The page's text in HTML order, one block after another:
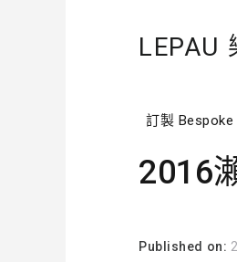
LEPAU
訂製 Bespoke
2016
Published on: